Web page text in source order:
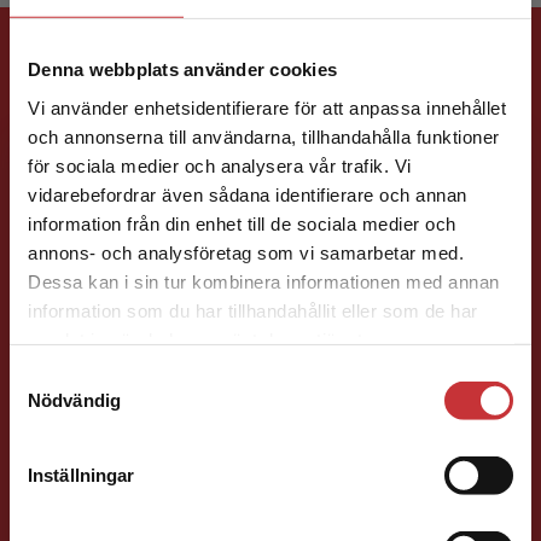
Denna webbplats använder cookies
Vi använder enhetsidentifierare för att anpassa innehållet
och annonserna till användarna, tillhandahålla funktioner
för sociala medier och analysera vår trafik. Vi
vidarebefordrar även sådana identifierare och annan
information från din enhet till de sociala medier och
annons- och analysföretag som vi samarbetar med.
Dessa kan i sin tur kombinera informationen med annan
information som du har tillhandahållit eller som de har
Nödvändig
Inställningar
Begränsad fraktregion
Det verkar som att du besöker
studentlitteratur.se via en enhet utanför Sverige.
Vi erbjuder inte leveranser utanför Sverige. För
att kunna slutföra ett köp måste
Jenny Klang
Läromedelsutvecklare Läromedel och